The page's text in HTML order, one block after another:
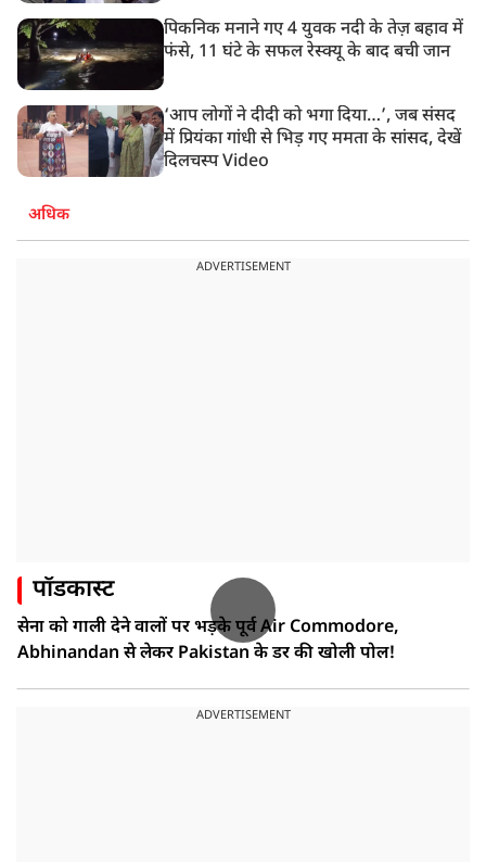
पिकनिक मनाने गए 4 युवक नदी के तेज़ बहाव में
फंसे, 11 घंटे के सफल रेस्क्यू के बाद बची जान
‘आप लोगों ने दीदी को भगा दिया…’, जब संसद
में प्रियंका गांधी से भिड़ गए ममता के सांसद, देखें
दिलचस्प Video
अधिक
ADVERTISEMENT
पॉडकास्ट
सेना को गाली देने वालों पर भड़के पूर्व Air Commodore,
Abhinandan से लेकर Pakistan के डर की खोली पोल!
ADVERTISEMENT